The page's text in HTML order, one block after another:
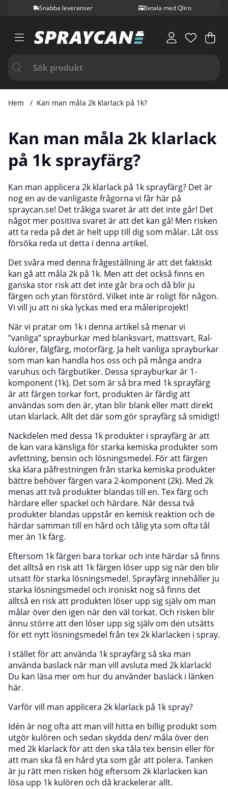
Snabba leveranser Betala med Qliro
.
Hem Kan man måla 2k klarlack på 1k?
Kan man måla 2k klarlack
på 1k sprayfärg?
Kan man applicera 2k klarlack på 1k sprayfärg? Det är
nog en av de vanligaste frågorna vi får här på
spraycan.se! Det tråkiga svaret är att det inte går! Det
något mer positiva svaret är att det kan gå! Men risken
att ta reda på det är helt upp till dig som målar. Låt oss
försöka reda ut detta i denna artikel.
Det svåra med denna frågeställning är att det faktiskt
kan gå att måla 2k på 1k. Men att det också finns en
ganska stor risk att det inte går bra och då blir ju
färgen och ytan förstörd. Vilket inte är roligt för någon.
Vi vill ju att ni ska lyckas med era måleriprojekt!
När vi pratar om 1k i denna artikel så menar vi
”vanliga” sprayburkar med blanksvart, mattsvart, Ral-
kulörer, fälgfärg, motorfärg. Ja helt vanliga sprayburkar
som man kan handla hos oss och på många andra
varuhus och färgbutiker. Dessa sprayburkar är 1-
komponent (1k). Det som är så bra med 1k sprayfärg
är att färgen torkar fort, produkten är färdig att
användas som den är, ytan blir blank eller matt direkt
utan klarlack. Allt det där som gör sprayfärg så smidigt!
Nackdelen med dessa 1k produkter i sprayfärg är att
de kan vara känsliga för starka kemiska produkter som
avfettning, bensin och lösningsmedel. För att färgen
ska klara påfrestningen från starka kemiska produkter
bättre behöver färgen vara 2-komponent (2k). Med 2k
menas att två produkter blandas till en. Tex färg och
härdare eller spackel och härdare. När dessa två
produkter blandas uppstår en kemisk reaktion och de
härdar samman till en hård och tålig yta som ofta tål
mer än 1k färg.
Eftersom 1k färgen bara torkar och inte härdar så finns
det alltså en risk att 1k färgen löser upp sig när den blir
utsatt för starka lösningsmedel. Sprayfärg innehåller ju
starka lösningsmedel och ironiskt nog så finns det
alltså en risk att produkten löser upp sig själv om man
målar över den igen när den väl torkat. Och risken blir
ännu större att den löser upp sig själv om den utsätts
för ett nytt lösningsmedel från tex 2k klarlacken i spray.
I stället för att använda 1k sprayfärg så ska man
använda baslack när man vill avsluta med 2k klarlack!
Du kan läsa mer om hur du använder baslack i länken
här.
Varför vill man applicera 2k klarlack på 1k spray?
Idén är nog ofta att man vill hitta en billig produkt som
utgör kulören och sedan skydda den/ måla över den
med 2k klarlack för att den ska tåla tex bensin eller för
att man ska få en hård yta som går att polera. Tanken
är ju rätt men risken hög eftersom 2k klarlacken kan
lösa upp 1k kulören och då krackelerar allt.